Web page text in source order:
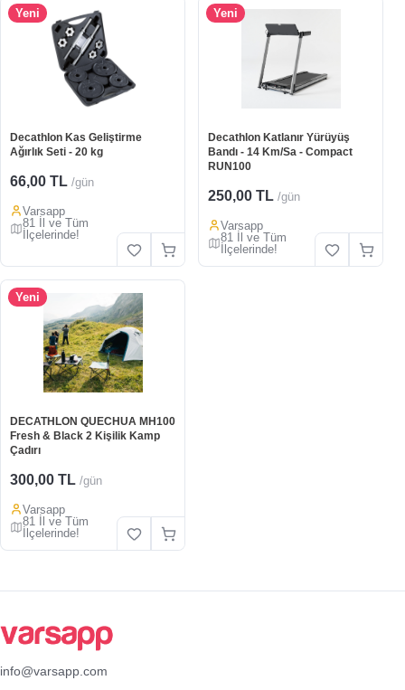
Yeni
Decathlon Kas Geliştirme
Ağırlık Seti - 20 kg
66,00 TL /gün
Varsapp
81 İl ve Tüm
İlçelerinde!
Yeni
Decathlon Katlanır Yürüyüş
Bandı - 14 Km/Sa - Compact
RUN100
250,00 TL /gün
Varsapp
81 İl ve Tüm
İlçelerinde!
Yeni
DECATHLON QUECHUA MH100
Fresh & Black 2 Kişilik Kamp
Çadırı
300,00 TL /gün
Varsapp
81 İl ve Tüm
İlçelerinde!
info@varsapp.com